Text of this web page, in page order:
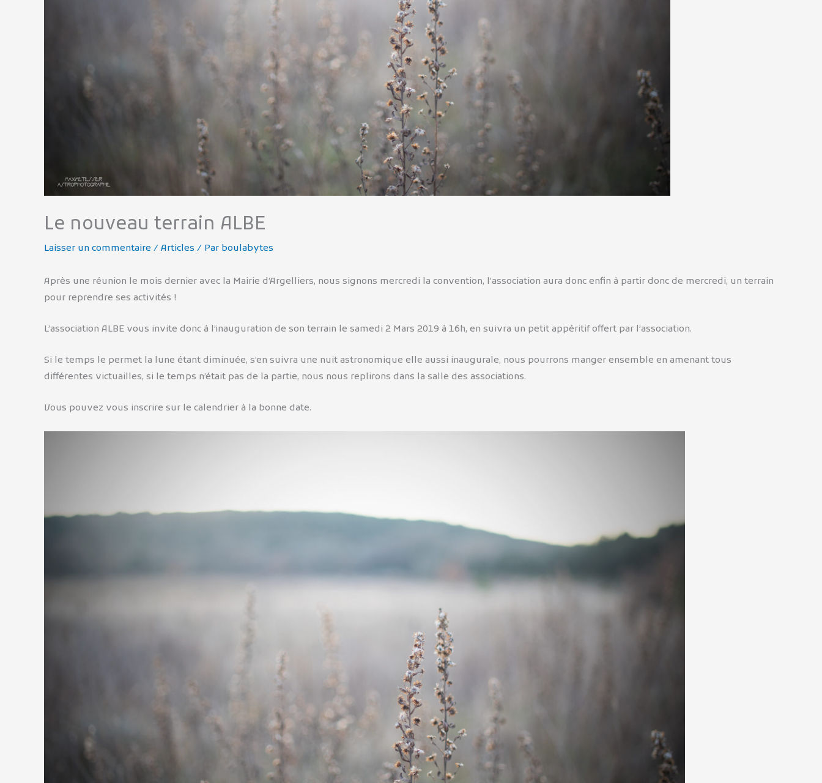
Le nouveau terrain ALBE
Laisser un commentaire / Articles / Par boulabytes
Après une réunion le mois dernier avec la Mairie d’Argelliers, nous signons mercredi la convention, l’association aura donc enfin à partir donc de mercredi, un terrain
pour reprendre ses activités !
L’association ALBE vous invite donc à l’inauguration de son terrain le samedi 2 Mars 2019 à 16h, en suivra un petit appéritif offert par l’association.
Si le temps le permet la lune étant diminuée, s’en suivra une nuit astronomique elle aussi inaugurale, nous pourrons manger ensemble en amenant tous
différentes victuailles, si le temps n’était pas de la partie, nous nous replirons dans la salle des associations.
Vous pouvez vous inscrire sur le calendrier à la bonne date.